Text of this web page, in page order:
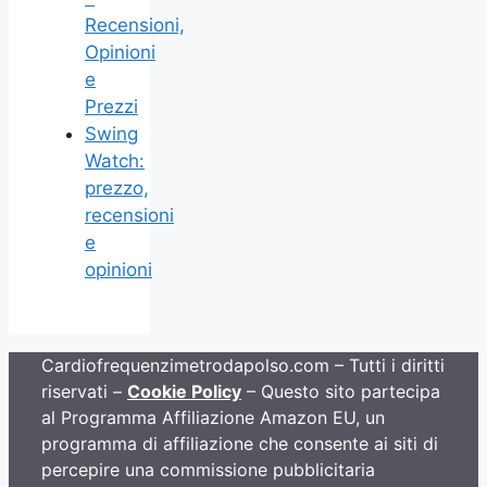
Recensioni,
Opinioni
e
Prezzi
Swing
Watch:
prezzo,
recensioni
e
opinioni
Cardiofrequenzimetrodapolso.com – Tutti i diritti
riservati – Cookie Policy – Questo sito partecipa
al Programma Affiliazione Amazon EU, un
programma di affiliazione che consente ai siti di
percepire una commissione pubblicitaria